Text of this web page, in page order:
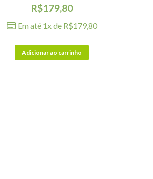
R$179,80
Em até 1x de R$179,80
Adicionar ao carrinho